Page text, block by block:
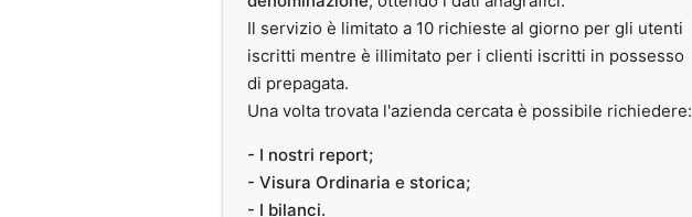
Il servizio è limitato a 10 richieste al giorno per gli utenti
iscritti mentre è illimitato per i clienti iscritti in possesso
di prepagata.
Una volta trovata l'azienda cercata è possibile richiedere:
- I nostri report;
- Visura Ordinaria e storica;
- I bilanci.